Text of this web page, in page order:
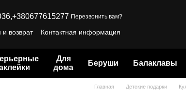
+380677615277 Перезвонить вам?
возврат Контактная информация
Для
дома
Беруши Балаклавы
Главная Детские подарки